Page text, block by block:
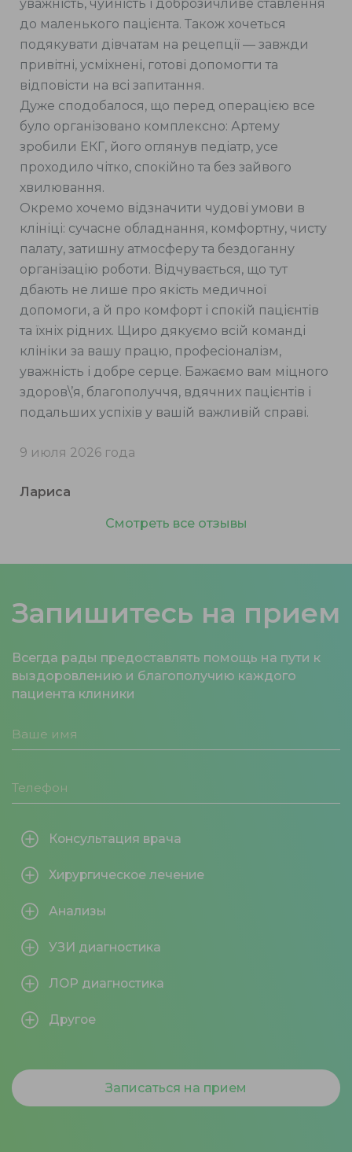
уважність, чуйність і доброзичливе ставлення
до маленького пацієнта. Також хочеться
подякувати дівчатам на рецепції — завжди
привітні, усміхнені, готові допомогти та
відповісти на всі запитання.
Дуже сподобалося, що перед операцією все
було організовано комплексно: Артему
зробили ЕКГ, його оглянув педіатр, усе
проходило чітко, спокійно та без зайвого
хвилювання.
Окремо хочемо відзначити чудові умови в
клініці: сучасне обладнання, комфортну, чисту
палату, затишну атмосферу та бездоганну
організацію роботи. Відчувається, що тут
дбають не лише про якість медичної
допомоги, а й про комфорт і спокій пацієнтів
та їхніх рідних. Щиро дякуємо всій команді
клініки за вашу працю, професіоналізм,
уважність і добре серце. Бажаємо вам міцного
здоров\’я, благополуччя, вдячних пацієнтів і
подальших успіхів у вашій важливій справі.
9 июля 2026 года
Лариса
Смотреть все отзывы
Запишитесь на прием
Всегда рады предоставлять помощь на пути к
выздоровлению и благополучию каждого
пациента клиники
Консультация врача
Хирургическое лечение
Анализы
УЗИ диагностика
ЛОР диагностика
Другое
Записаться на прием